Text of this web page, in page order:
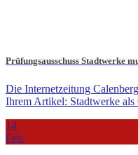
Prüfungsausschuss Stadtwerke
Die Internetzeitung
Ihrem Artikel: Stadtwerke
14
Feb.